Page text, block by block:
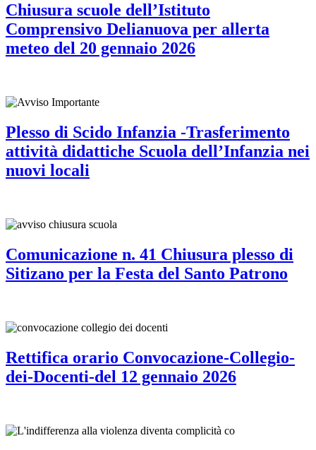
Chiusura scuole dell’Istituto
Comprensivo Delianuova per allerta
meteo del 20 gennaio 2026
Plesso di Scido Infanzia -Trasferimento
attività didattiche Scuola dell’Infanzia nei
nuovi locali
Comunicazione n. 41 Chiusura plesso di
Sitizano per la Festa del Santo Patrono
Rettifica orario Convocazione-Collegio-
dei-Docenti-del 12 gennaio 2026